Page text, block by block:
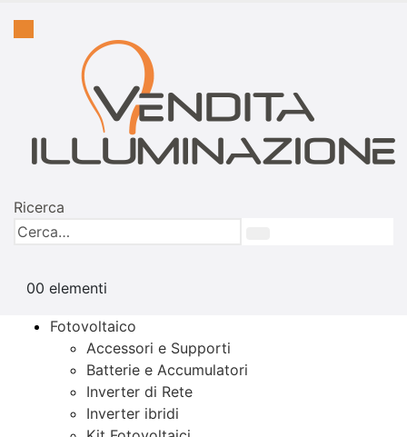
Ricerca
00 elementi
Fotovoltaico
Accessori e Supporti
Batterie e Accumulatori
Inverter di Rete
Inverter ibridi